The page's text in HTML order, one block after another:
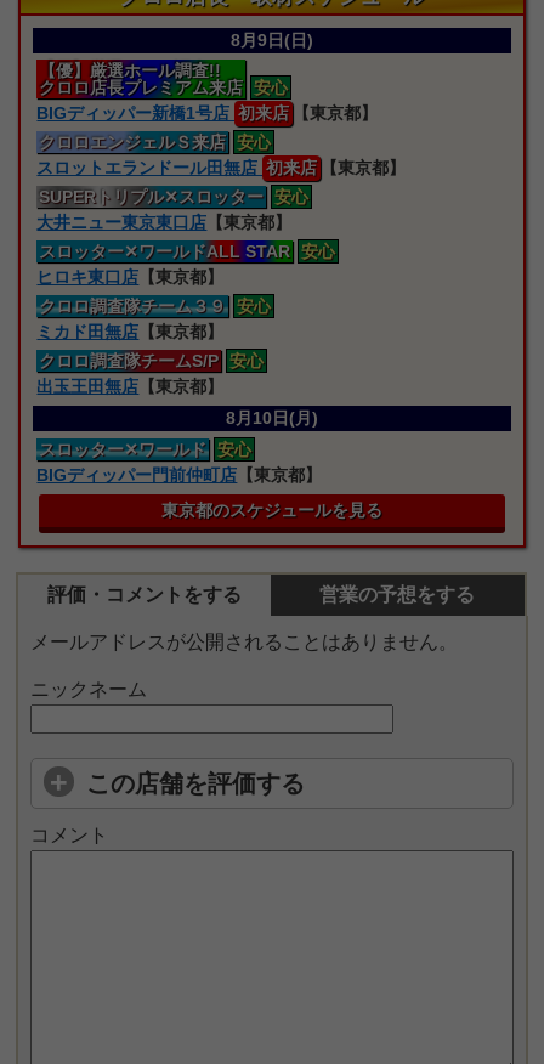
8月9日(日)
【優】厳選ホール調査!!
クロロ店長プレミアム来店 安心
BIGディッパー新橋1号店 初来店
【東京都】
クロロエンジェルＳ来店 安心
スロットエランドール田無店 初来店
【東京都】
SUPERトリプル✕スロッター 安心
大井ニュー東京東口店 【東京都】
スロッター✕ワールドALL STAR 安心
ヒロキ東口店 【東京都】
クロロ調査隊チーム３９ 安心
ミカド田無店 【東京都】
クロロ調査隊チームS/P 安心
出玉王田無店 【東京都】
8月10日(月)
スロッター✕ワールド 安心
BIGディッパー門前仲町店 【東京都】
東京都のスケジュールを見る
評価・コメントをする 営業の予想をする
メールアドレスが公開されることはありません。
ニックネーム
この店舗を評価する
コメント